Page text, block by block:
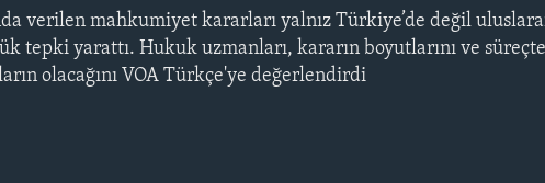
verilen mahkumiyet kararları yalnız Türkiye’de değil
tepki yarattı. Hukuk uzmanları, kararın boyutlarını ve
olacağını VOA Türkçe'ye değerlendirdi